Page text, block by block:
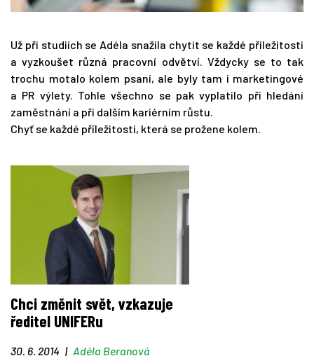
Už při studiích se Adéla snažila chytit se každé příležitosti
a vyzkoušet různá pracovní odvětví. Vždycky se to tak
trochu motalo kolem psaní, ale byly tam i marketingové
a PR výlety. Tohle všechno se pak vyplatilo při hledání
zaměstnání a při dalším kariérním růstu.
Chyť se každé příležitosti, která se prožene kolem.
Chci změnit svět, vzkazuje
ředitel UNIFERu
30. 6. 2014 | Adéla Beranová